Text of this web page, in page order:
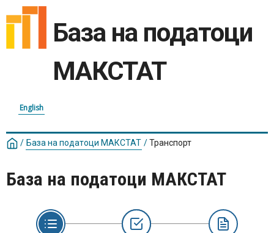
База на податоци
МАКСТАТ
English
/ База на податоци МАКСТАТ /Транспорт
База на податоци МАКСТАТ